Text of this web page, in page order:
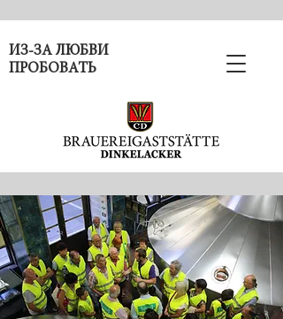
ИЗ-ЗА ЛЮБВИ
ПРОБОВАТЬ